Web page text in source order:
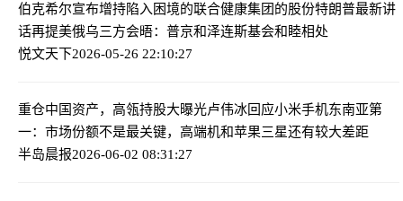
伯克希尔宣布增持陷入困境的联合健康集团的股份特朗普最新讲
话再提美俄乌三方会晤：普京和泽连斯基会和睦相处
悦文天下2026-05-26 22:10:27
重仓中国资产，高瓴持股大曝光卢伟冰回应小米手机东南亚第
一：市场份额不是最关键，高端机和苹果三星还有较大差距
半岛晨报2026-06-02 08:31:27